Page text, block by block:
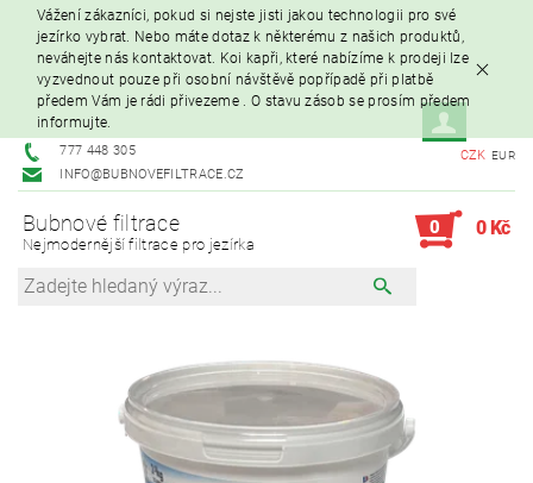
Vážení zákazníci, pokud si nejste jisti jakou technologii pro své
jezírko vybrat. Nebo máte dotaz k některému z našich produktů,
neváhejte nás kontaktovat. Koi kapři, které nabízíme k prodeji lze
vyzvednout pouze při osobní návštěvě popřípadě při platbě
předem Vám je rádi přivezeme . O stavu zásob se prosím předem
informujte.
777 448 305
INFO@BUBNOVEFILTRACE.CZ
CZK EUR
Bubnové filtrace
Nejmodernější filtrace pro jezírka
0 0 Kč